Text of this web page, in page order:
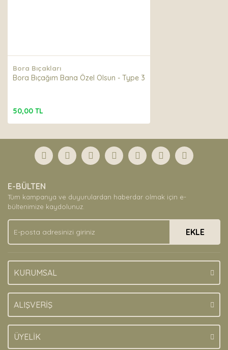
Bora Bıçakları
Bora Bıçağım Bana Özel Olsun - Type 3
50,00 TL
E-BÜLTEN
Tüm kampanya ve duyurulardan haberdar olmak için e-
bültenimize kaydolunuz.
EKLE
KURUMSAL
ALIŞVERİŞ
ÜYELİK